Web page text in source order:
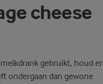
cheese
gebruikt, houd er
ondergaan dan gewone